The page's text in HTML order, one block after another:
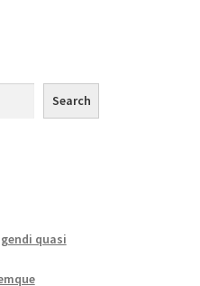
Search
quasi